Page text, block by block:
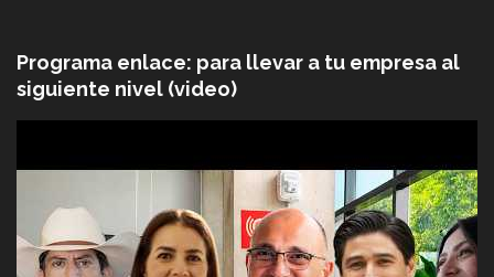
Programa enlace: para llevar a tu empresa al
siguiente nivel (video)